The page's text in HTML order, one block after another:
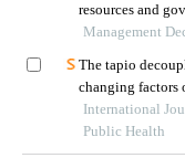
resources and
circular economy
Management
The tapio
changing factors
on cloud
International
Public Health